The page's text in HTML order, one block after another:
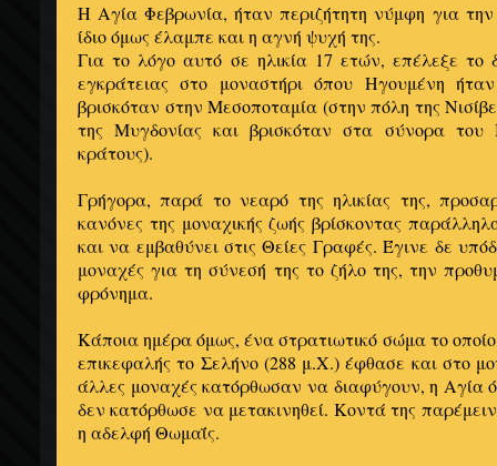
Η Αγία Φεβρωνία, ήταν περιζήτητη νύμφη για
ίδιο όμως έλαμπε και η αγνή ψυχή της.
Για το λόγο αυτό σε ηλικία 17 ετών, επέλεξε το
εγκράτειας στο μοναστήρι όπου Ηγουμένη
βρισκόταν στην Μεσοποταμία (στην πόλη της
της Μυγδονίας και βρισκόταν στα σύνορα του
κράτους).
Γρήγορα, παρά το νεαρό της ηλικίας της,
κανόνες της μοναχικής ζωής βρίσκοντας
και να εμβαθύνει στις Θείες Γραφές. Έγινε δε
μοναχές για τη σύνεσή της το ζήλο της, την
φρόνημα.
Κάποια ημέρα όμως, ένα στρατιωτικό σώμα το
επικεφαλής το Σελήνο (288 μ.Χ.) έφθασε και στο
άλλες μοναχές κατόρθωσαν να διαφύγουν, η Αγία
δεν κατόρθωσε να μετακινηθεί. Κοντά της
η αδελφή Θωμαΐς.